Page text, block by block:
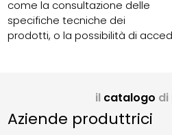
come la consultazione delle
specifiche tecniche dei
prodotti, o la possibilità di
il catalogo di
Aziende produttrici